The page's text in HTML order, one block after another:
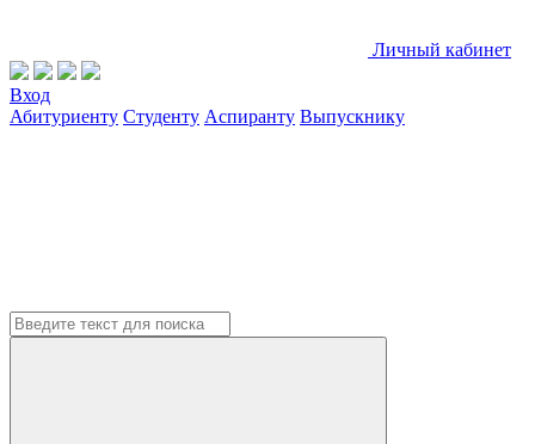
Личный кабинет
Вход
Абитуриенту Студенту Аспиранту Выпускнику